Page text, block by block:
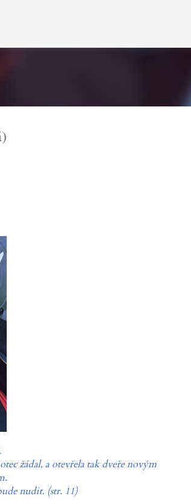
žádal, a otevřela tak dveře novým
nudit. (str. 11)